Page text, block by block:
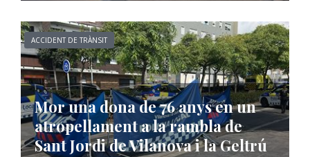
ACCIDENT DE TRÀNSIT
Mor una dona de 76 anys en un
atropellament a la rambla de
Sant Jordi de Vilanova i la Geltrú